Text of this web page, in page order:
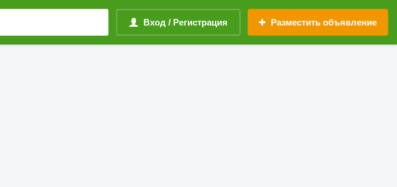
Вход / Регистрация Разместить объявление